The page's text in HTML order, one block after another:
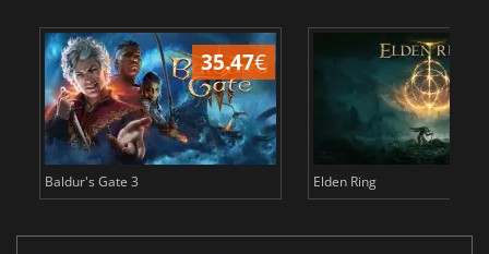
35.47€
Baldur's Gate 3 Elden Ring